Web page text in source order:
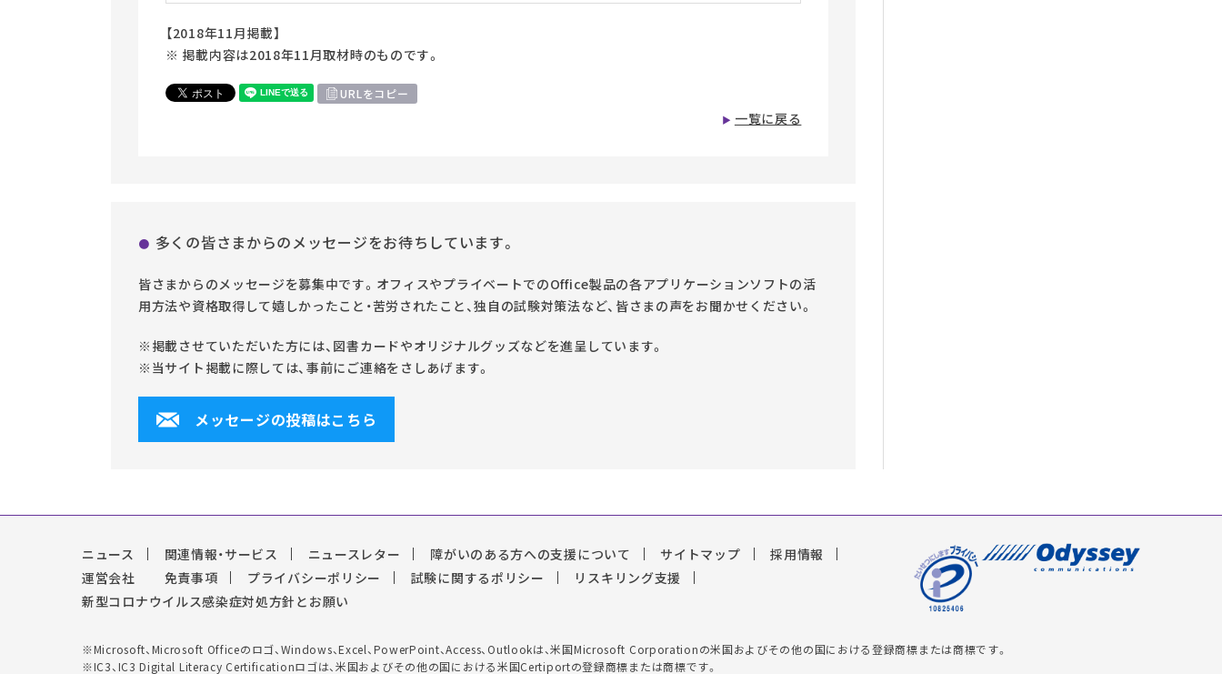
【2018年11月掲載】
※ 掲載内容は2018年11月取材時のものです。
URLをコピー
一覧に戻る
多くの皆さまからのメッセージをお待ちしています。
皆さまからのメッセージを募集中です。オフィスやプライベートでのOffice製品の各アプリケーションソフトの活
用方法や資格取得して嬉しかったこと・苦労されたこと、独自の試験対策法など、皆さまの声をお聞かせください。
※掲載させていただいた方には、図書カードやオリジナルグッズなどを進呈しています。
※当サイト掲載に際しては、事前にご連絡をさしあげます。
メッセージの投稿はこちら
ニュース 関連情報・サービス ニュースレター 障がいのある方への支援について サイトマップ
採用情報
運営会社
免責事項 プライバシーポリシー 試験に関するポリシー
リスキリング支援
新型コロナウイルス感染症対処方針とお願い
※Microsoft、Microsoft Officeのロゴ、Windows、Excel、PowerPoint、Access、Outlookは、米国Microsoft Corporationの米国およびその他の国における登録商標または商標です。
※IC3、IC3 Digital Literacy Certificationロゴは、米国およびその他の国における米国Certiportの登録商標または商標です。